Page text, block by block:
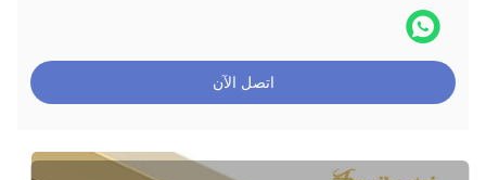
اتصل الآن